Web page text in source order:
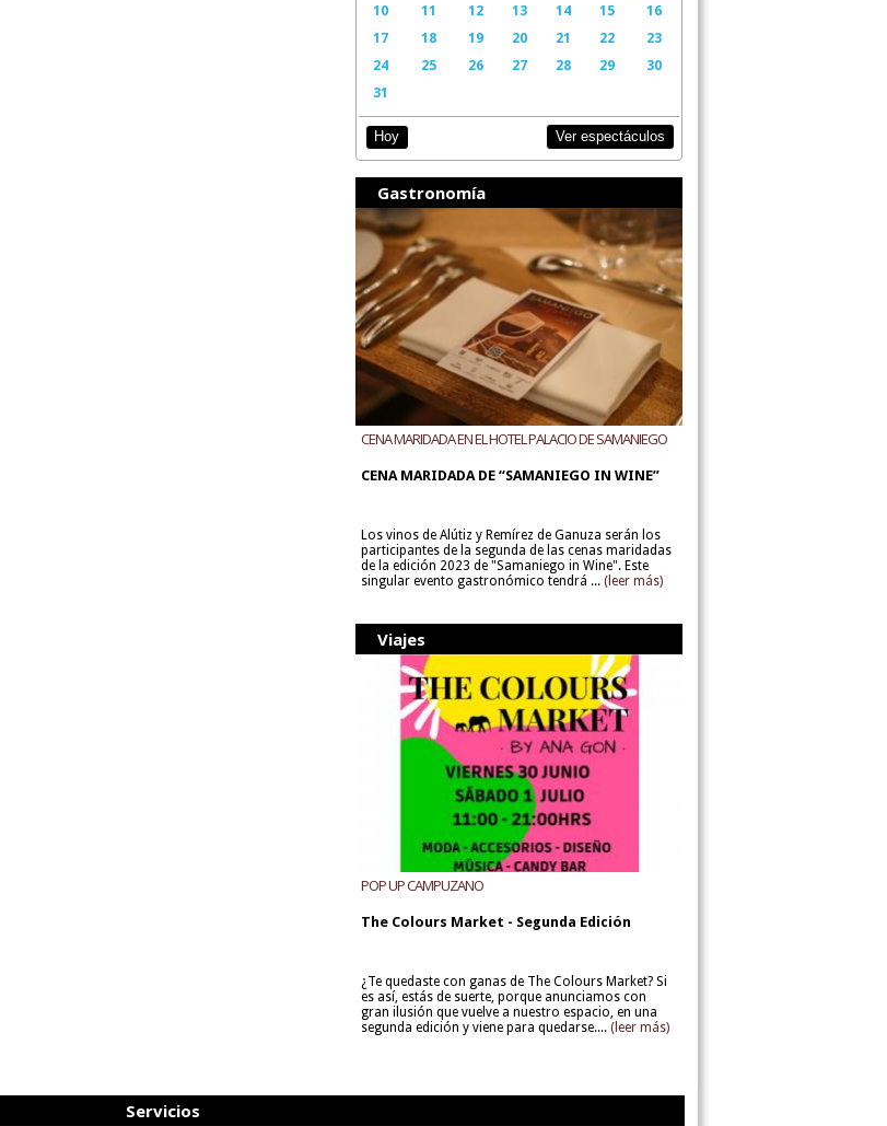
10
11 12 13 14 15
16
17
18 19 20 21 22
23
24
25 26 27 28 29
30
31
Hoy Ver espectáculos
Gastronomía
CENA MARIDADA EN EL HOTEL PALACIO DE SAMANIEGO
CENA MARIDADA DE “SAMANIEGO IN WINE”
Los vinos de Alútiz y Remírez de Ganuza serán los
participantes de la segunda de las cenas maridadas
de la edición 2023 de "Samaniego in Wine". Este
singular evento gastronómico tendrá ... (leer más)
Viajes
POP UP CAMPUZANO
The Colours Market - Segunda Edición
¿Te quedaste con ganas de The Colours Market? Si
es así, estás de suerte, porque anunciamos con
gran ilusión que vuelve a nuestro espacio, en una
segunda edición y viene para quedarse.... (leer más)
Servicios